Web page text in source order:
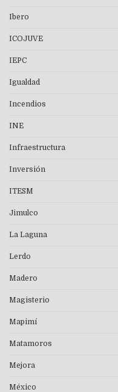
Ibero
ICOJUVE
IEPC
Igualdad
Incendios
INE
Infraestructura
Inversión
ITESM
Jimulco
La Laguna
Lerdo
Madero
Magisterio
Mapimí
Matamoros
Mejora
México